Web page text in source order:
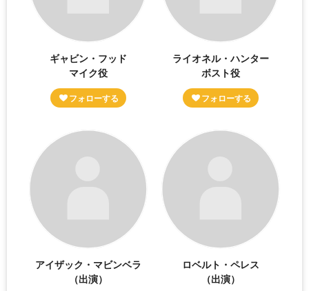
ギャビン・フッド
マイク役
ライオネル・ハンター
ボスト役
アイザック・マビンベラ
（出演）
ロベルト・ペレス
（出演）